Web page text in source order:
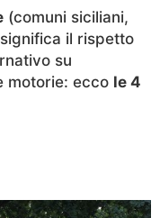
(comuni siciliani,
significa il rispetto
su
motorie: ecco le 4